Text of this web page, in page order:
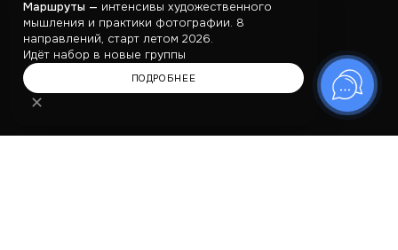
Маршруты — интенсивы художественного
мышления и практики фотографии. 8
направлений, старт летом 2026.
Идёт набор в новые группы
ПОДРОБНЕЕ
✕